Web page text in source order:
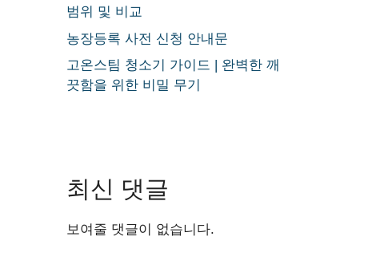
범위 및 비교
농장등록 사전 신청 안내문
고온스팀 청소기 가이드 | 완벽한 깨
끗함을 위한 비밀 무기
최신 댓글
보여줄 댓글이 없습니다.